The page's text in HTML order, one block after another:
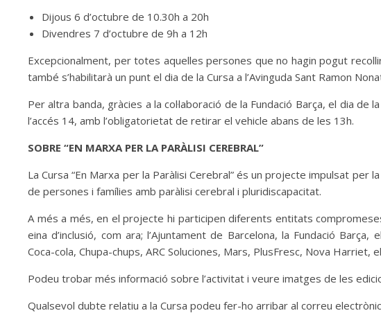
Dijous 6 d’octubre de 10.30h a 20h
Divendres 7 d’octubre de 9h a 12h
Excepcionalment, per totes aquelles persones que no hagin pogut
també s’habilitarà un punt el dia de la Cursa a l’Avinguda Sant Ramon
Per altra banda, gràcies a la col·laboració de la Fundació Barça, el dia
l’accés 14, amb l’obligatorietat de retirar el vehicle abans de les 13h.
SOBRE “EN MARXA PER LA PARÀLISI CEREBRAL”
La Cursa “En Marxa per la Paràlisi Cerebral” és un projecte impulsat per
de persones i famílies amb paràlisi cerebral i pluridiscapacitat.
A més a més, en el projecte hi participen diferents entitats
eina d’inclusió, com ara; l’Ajuntament de Barcelona, la Fundació
Coca-cola, Chupa-chups, ARC Soluciones, Mars, PlusFresc, Nova Harriet,
Podeu trobar més informació sobre l’activitat i veure imatges de les
Qualsevol dubte relatiu a la Cursa podeu fer-ho arribar al correu